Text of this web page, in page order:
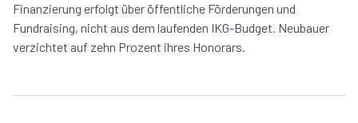
Finanzierung erfolgt über öffentliche Förderungen und
Fundraising, nicht aus dem laufenden IKG-Budget. Neubauer
verzichtet auf zehn Prozent ihres Honorars.